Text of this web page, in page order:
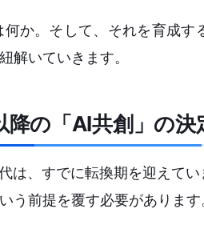
か。そして、それを育成す
解いていきます。
の「AI共創」の決
は、すでに転換期を迎えて
う前提を覆す必要があります